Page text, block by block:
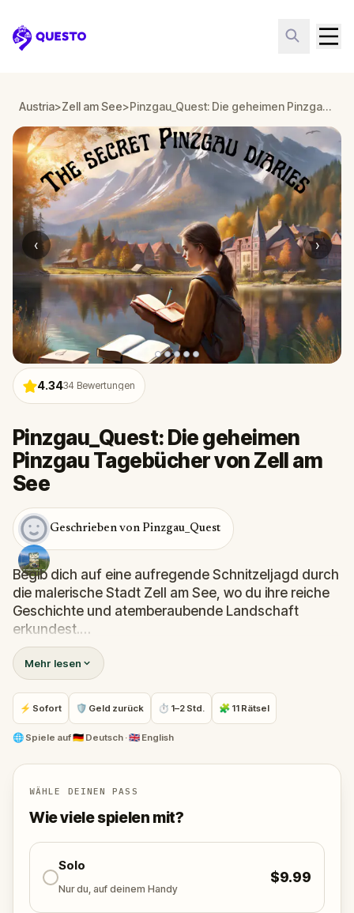
Questo
Austria>Zell am See> Pinzgau_Quest: Die geheimen Pinzgau Tagebücher von Zell am See
‹ ›
4.3434 Bewertungen
Pinzgau_Quest: Die geheimen
Pinzgau Tagebücher von Zell am
See
Geschrieben von Pinzgau_Quest
Begib dich auf eine aufregende Schnitzeljagd durch
die malerische Stadt Zell am See, wo du ihre reiche
Geschichte und atemberaubende Landschaft
erkundest.
Entdecke die Geheimnisse der Stadt, indem du
faszinierende Fakten erfährst und spannende
Rätsel löst, die du brauchst, um die geheimen
Tagebücher zu finden. Dieses familienfreundliche
Abenteuer kombiniert die faszinierende Geschichte
ist damit die perfekte Art, Zell am See zu erkunden.
Mehr lesen
⚡ Sofort 🛡 Geld zurück ⏱ 1–2 Std. 🧩 11 Rätsel
🌐 Spiele auf🇩🇪 Deutsch · 🇬🇧 English
WÄHLE DEINEN PASS
Wie viele spielen mit?
Solo
Nur du, auf deinem Handy
$9.99